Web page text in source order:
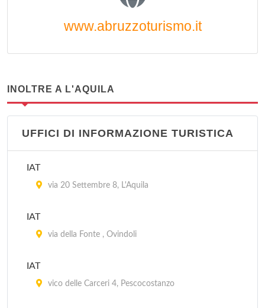
www.abruzzoturismo.it
INOLTRE A L'AQUILA
UFFICI DI INFORMAZIONE TURISTICA
IAT
via 20 Settembre 8, L'Aquila
IAT
via della Fonte , Ovindoli
IAT
vico delle Carceri 4, Pescocostanzo